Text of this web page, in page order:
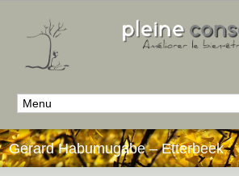
Gerard Habumugabe – Etterbeek